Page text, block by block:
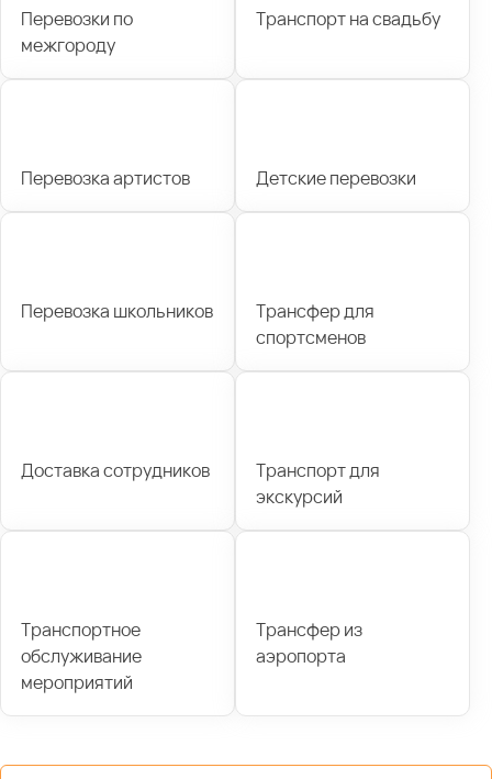
Перевозки по
межгороду
Транспорт на свадьбу
Перевозка артистов Детские перевозки
Перевозка школьников
Трансфер для
спортсменов
Доставка сотрудников
Транспорт для
экскурсий
Транспортное
обслуживание
мероприятий
Трансфер из
аэропорта